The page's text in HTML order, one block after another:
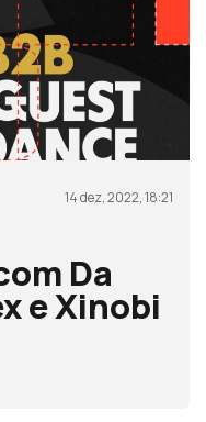
14 dez, 2022, 18:21
Da
e Xinobi